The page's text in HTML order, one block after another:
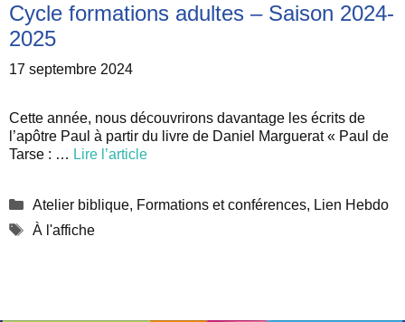
Cycle formations adultes – Saison 2024-
2025
17 septembre 2024
Cette année, nous découvrirons davantage les écrits de
l’apôtre Paul à partir du livre de Daniel Marguerat « Paul de
Tarse : … Lire l’article
Catégories
Atelier biblique, Formations et conférences, Lien Hebdo
Étiquettes
À l'affiche